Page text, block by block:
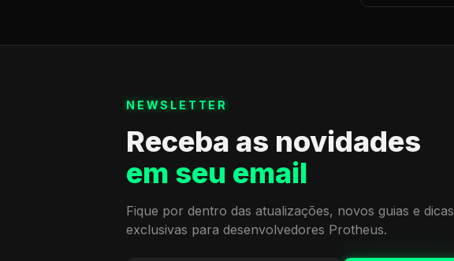
NEWSLETTER
Receba as novidades
em seu email
Fique por dentro das atualizações, novos guias e dicas
exclusivas para desenvolvedores Protheus.